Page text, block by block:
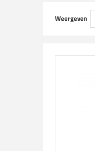
Weergeven